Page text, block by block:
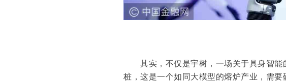
其实，不仅是宇树，一场关于具身智能
桩，这是一个如同大模型的熔炉产业，需